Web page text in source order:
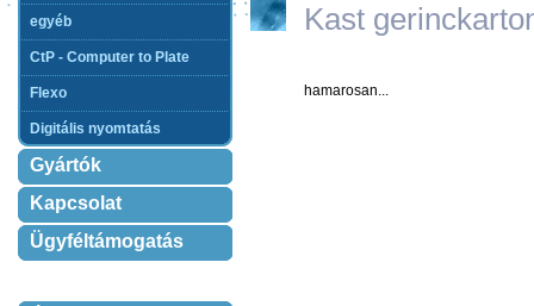
Kast
hamarosan...
egyéb
CtP - Computer to Plate
Flexo
Digitális nyomtatás
Gyártók
Kapcsolat
Ügyféltámogatás